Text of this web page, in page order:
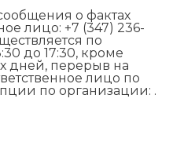
о фактах
лицо: +7 (347) 236-
по
до 17:30, кроме
дней, перерыв на
лицо по
по организации: .